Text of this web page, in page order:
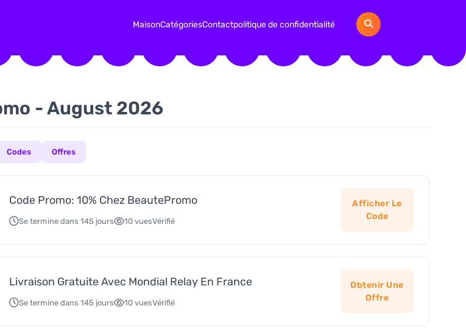
MaisonCatégoriesContactpolitique de confidentialité
- August 2026
Codes Offres
Code Promo: 10% Chez BeautePromo
Se termine dans 145 jours 10 vuesVérifié
Afficher Le
Code
Livraison Gratuite Avec Mondial Relay En France
Se termine dans 145 jours 10 vuesVérifié
Obtenir Une
Offre